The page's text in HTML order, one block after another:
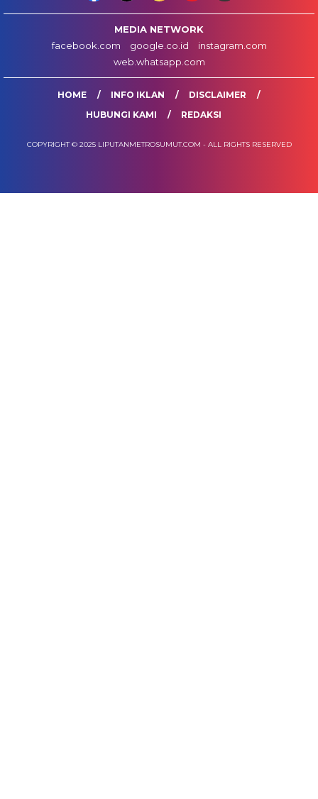
MEDIA NETWORK
facebook.com
google.co.id
instagram.com
web.whatsapp.com
HOME INFO IKLAN
DISCLAIMER
HUBUNGI KAMI
REDAKSI
COPYRIGHT © 2025 LIPUTANMETROSUMUT.COM - ALL RIGHTS RESERVED